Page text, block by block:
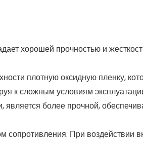
хорошей прочностью и
плотную оксидную пленку,
к сложным условиям
более прочной,
При воздействии